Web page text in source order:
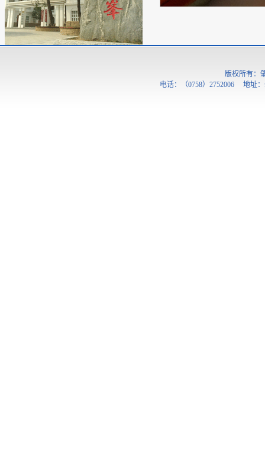
版权所有：
电话：（0758）2752006 地址